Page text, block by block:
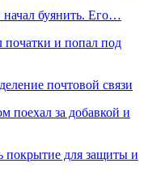
буянить. Его…
початки и попал под
почтовой связи
поехал за добавкой и
покрытие для защиты и